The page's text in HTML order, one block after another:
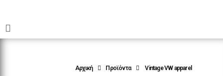
Αρχική Προϊόντα Vintage VW apparel